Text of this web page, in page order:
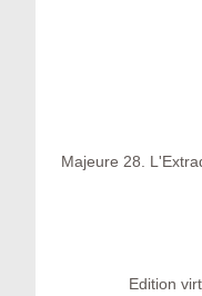
Majeure 28.
Edition